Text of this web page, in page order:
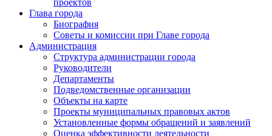
проектов
Глава города
Биография
Советы и комиссии при Главе города
Администрация
Структура администрации города
Руководители
Департаменты
Подведомственные организации
Объекты на карте
Проекты муниципальных правовых актов
Установленные формы обращений и заявлений
Оценка эффективности деятельности